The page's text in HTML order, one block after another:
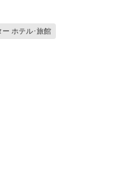
ー ホテル･旅館